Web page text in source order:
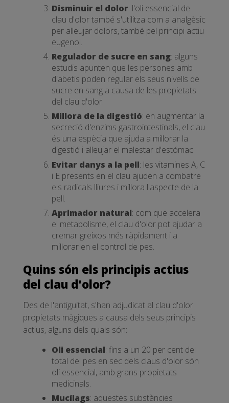
Disminuir el dolor: l'oli essencial de
clau d'olor també s'utilitza com a analgèsic
per alleujar dolors, també pel principi actiu
eugenol.
Regulador de sucre en sang: alguns
estudis apunten que les persones amb
diabetis poden regular els seus nivells de
sucre en sang a causa de les propietats
del clau d'olor.
Millora de la digestió: en augmentar la
secreció d'enzims gastrointestinals, el clau
és una espècia que ajuda a millorar la
digestió i alleujar el malestar d'estómac.
Evitar danys a la pell: les vitamines A, C
i E presents en el clau ajuden a combatre
els radicals lliures i millora l'aspecte de la
pell.
Aprimador natural: com que accelera
el metabolisme, el clau d'olor pot ajudar a
cremar greixos més ràpidament i a
millorar en el control de pes.
Quins són els principis actius
del clau d'olor?
Des de l'antiguitat, s'han adjudicat al clau d'olor
propietats màgiques a causa dels seus principis
actius, alguns dels quals són:
Oli essencial: fins a un 20 per cent del
total del pes en sec dels claus d'olor són
oli essencial, amb grans propietats
medicinals.
Mucílags: aquestes substàncies